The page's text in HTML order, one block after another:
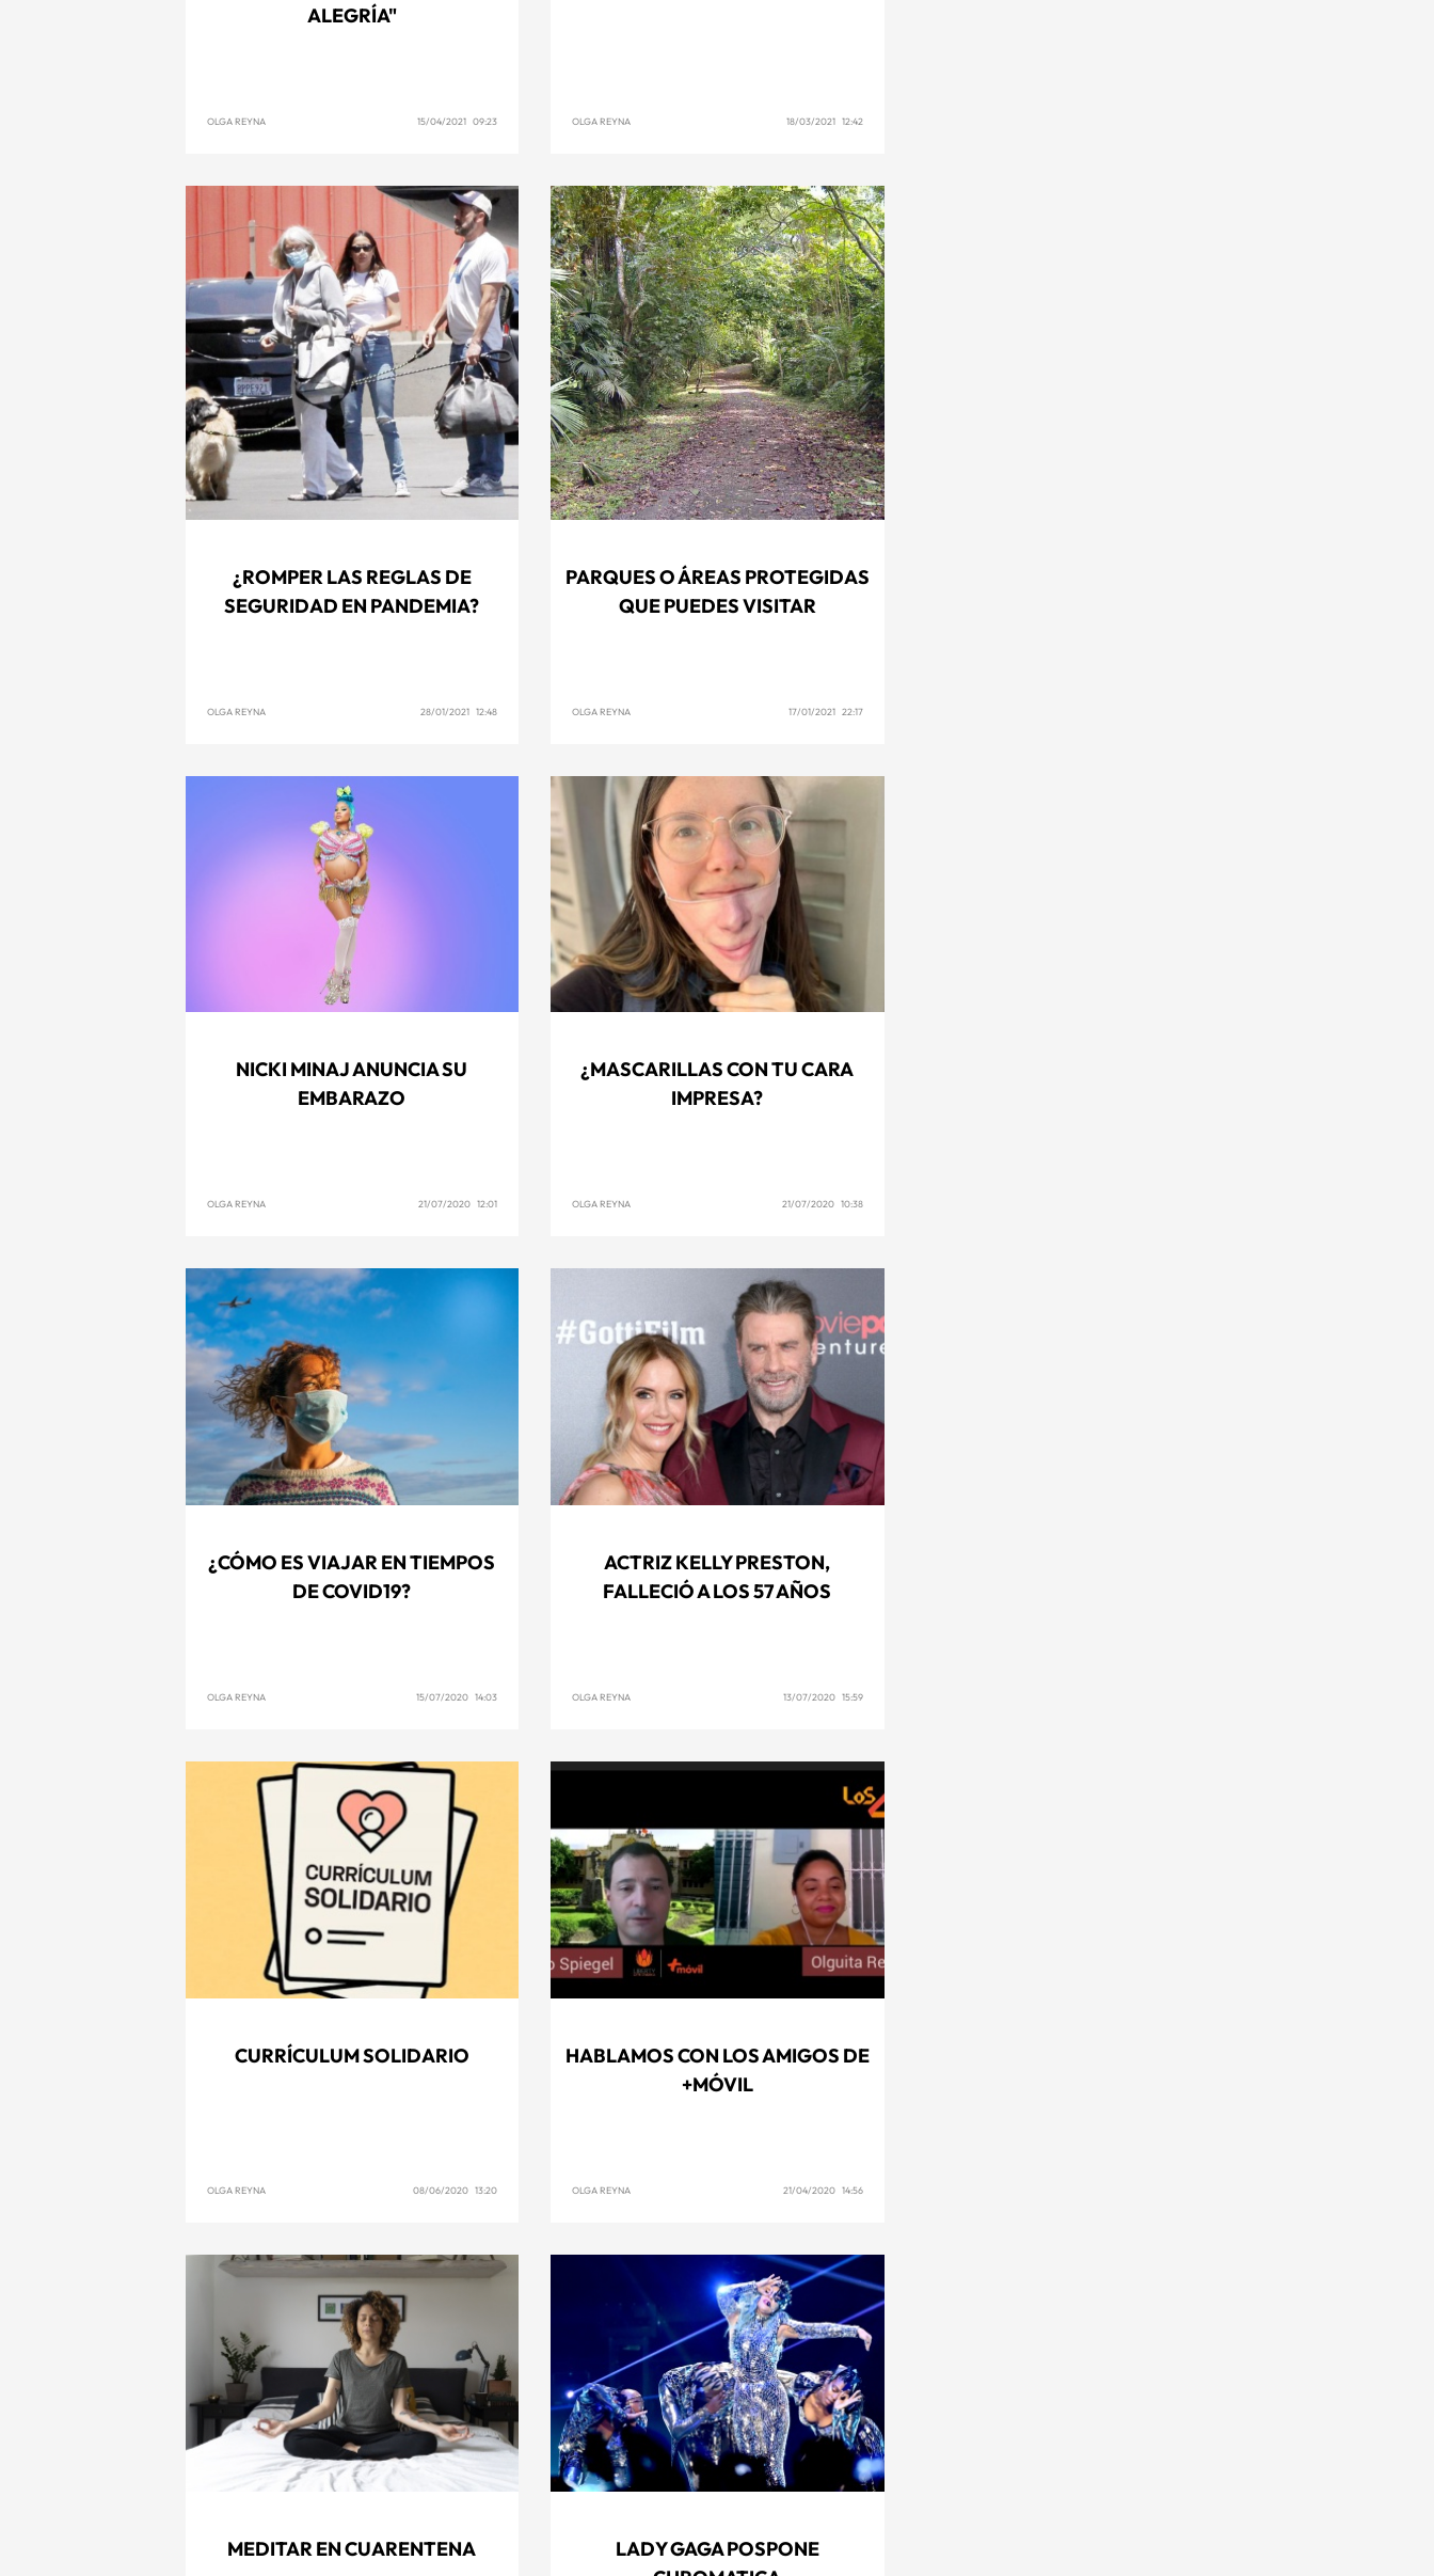
ALEGRÍA"
OLGA REYNA 15/04/2021 09:23 OLGA REYNA 18/03/2021 12:42
¿ROMPER LAS REGLAS DE
SEGURIDAD EN PANDEMIA?
OLGA REYNA 28/01/2021 12:48
PARQUES O ÁREAS PROTEGIDAS
QUE PUEDES VISITAR
OLGA REYNA 17/01/2021 22:17
NICKI MINAJ ANUNCIA SU
EMBARAZO
OLGA REYNA 21/07/2020 12:01
¿MASCARILLAS CON TU CARA
IMPRESA?
OLGA REYNA 21/07/2020 10:38
¿CÓMO ES VIAJAR EN TIEMPOS
DE COVID19?
OLGA REYNA 15/07/2020 14:03
ACTRIZ KELLY PRESTON,
FALLECIÓ A LOS 57 AÑOS
OLGA REYNA 13/07/2020 15:59
CURRÍCULUM SOLIDARIO
OLGA REYNA 08/06/2020 13:20
HABLAMOS CON LOS AMIGOS DE
+MÓVIL
OLGA REYNA 21/04/2020 14:56
MEDITAR EN CUARENTENA
LADY GAGA POSPONE